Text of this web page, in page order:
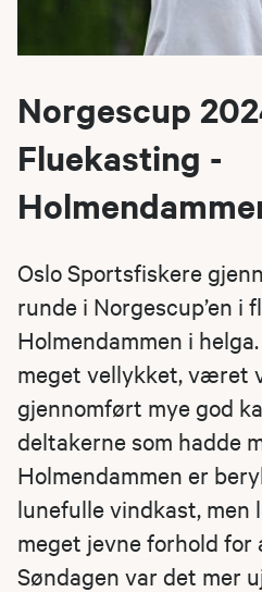
Norgescup
Fluekasting -
Oslo Sportsfiskere
runde i Norgescup’en i
Holmendammen i
meget vellykket, været
gjennomført mye god
deltakerne som hadde
Holmendammen er
lunefulle vindkast, men
meget jevne forhold for
Søndagen var det mer